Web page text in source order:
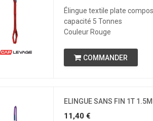
Élingue textile plate
capacité 5 Tonnes
Couleur Rouge
COMMANDER
ELINGUE SANS FIN 1T
11,40€